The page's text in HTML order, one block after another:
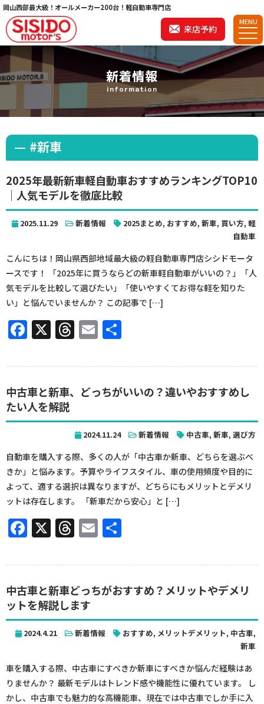
岡山西部最大級！オールメーカー200台！軽自動車専門店
来店予約
MENU
新着情報
information
#新車
2025年最新新車軽自動車おすすめランキングTOP10
｜人気モデルを徹底比較
2025.11.29 新着情報 2025まとめ, おすすめ, 新車, 買い方, 軽
自動車
こんにちは！岡山県西部地域最大級の軽自動車専門店シシドモータ
ースです！ 「2025年に買うならどの新車軽自動車がいいの？」「人
気モデルを比較して選びたい」「使いやすくてお得な軽を知りた
い」と悩んでいませんか？ この記事で […]
Facebook
X Threads
Email
中古車と新車、どっちがいいの？違いやおすすめし
たい人を解説
2024.11.24 新着情報 中古車, 新車, 選び方
自動車を購入する際、多くの人が「中古車か新車、どちらを選ぶべ
きか」と悩みます。予算やライフスタイル、車の使用頻度や目的に
よって、適する選択は異なりますが、どちらにもメリットとデメリ
ットは存在します。 「新車だから安心」と […]
Facebook
X Threads
Email
中古車と新車どっちがおすすめ？メリットやデメリ
ットを解説します
2024.4.21 新着情報 おすすめ, メリットデメリット, 中古車,
新車
車を購入する際、中古車にすべきか新車にすべきか悩んだ経験はあ
りませんか？ 最新モデルはトレンド感や機能性に優れています。 し
かし、中古車でも魅力的な高機能車、現在では中古車でしか手に入